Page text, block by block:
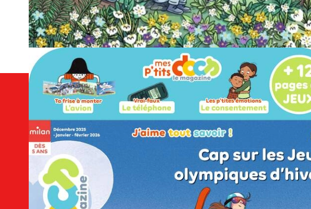
Sensibiliser votre enfant à la protection de la nature
Découvrez le magazine
Wakou